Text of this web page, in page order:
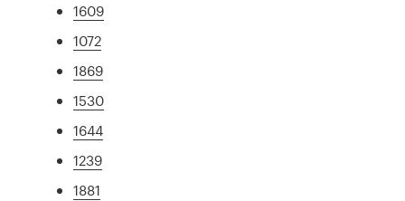
1609
1072
1869
1530
1644
1239
1881